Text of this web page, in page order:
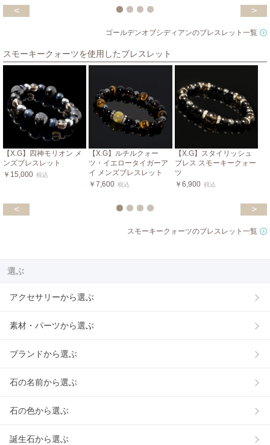
< >
ゴールデンオブシディアンのブレスレット一覧
スモーキークォーツを使用したブレスレット
【X.G】四神モリオン メ
ンズブレスレット
￥15,000 税込
【X.G】ルチルクォー
ツ・イエロータイガーア
イ メンズブレスレット
￥7,600 税込
【X.G】スタイリッシュ
ブレス スモーキークォー
ツ
￥6,900 税込
< >
スモーキークォーツのブレスレット一覧
選ぶ
アクセサリーから選ぶ
素材・パーツから選ぶ
ブランドから選ぶ
石の名前から選ぶ
石の色から選ぶ
誕生石から選ぶ